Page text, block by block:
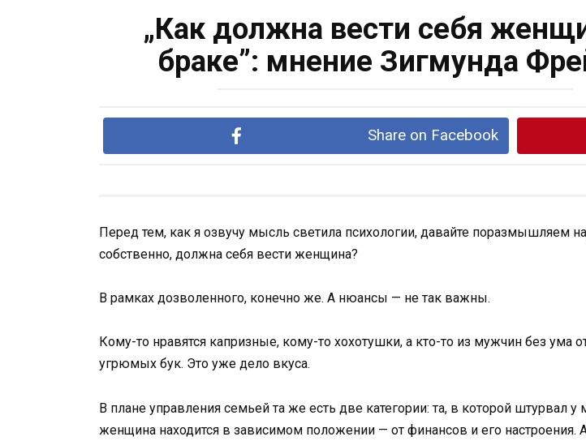
„Как должна вести себя
браке”: мнение Зигмунда
Share on Facebook
Перед тем, как я озвучу мысль светила психологии, давайте поразмышляем
собственно, должна себя вести женщина?
В рамках дозволенного, конечно же. А нюансы — не так важны.
Кому-то нравятся капризные, кому-то хохотушки, а кто-то из мужчин без ума
угрюмых бук. Это уже дело вкуса.
В плане управления семьей та же есть две категории: та, в которой штурвал
женщина находится в зависимом положении — от финансов и его настроения.